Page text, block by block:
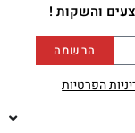
והשקות !
הפרטיות
הרשמה